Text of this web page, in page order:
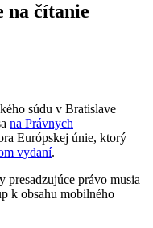
na čítanie
súdu v Bratislave
na Právnych
Európskej únie, ktorý
vydaní.
právo musia
k obsahu mobilného